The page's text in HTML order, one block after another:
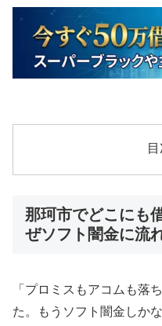
那珂市でどこにも
ぜソフト闇金に流
「プロミスもアコムも落
た。もうソフト闇金しか